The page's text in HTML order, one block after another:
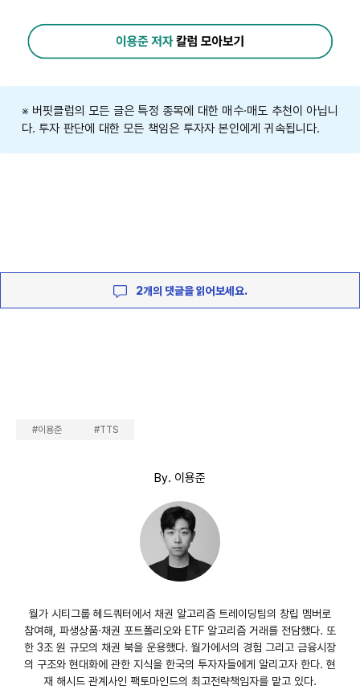
※ 버핏클럽의 모든 글은 특정 종목에 대한 매수·매도 추천이 아닙니
다. 투자 판단에 대한 모든 책임은 투자자 본인에게 귀속됩니다.
2개의 댓글을 읽어보세요.
#이용준 #TTS
By. 이용준
월가 시티그룹 헤드쿼터에서 채권 알고리즘 트레이딩팀의 창립 멤버로
참여해, 파생상품·채권 포트폴리오와 ETF 알고리즘 거래를 전담했다. 또
한 3조 원 규모의 채권 북을 운용했다. 월가에서의 경험 그리고 금융시장
의 구조와 현대화에 관한 지식을 한국의 투자자들에게 알리고자 한다. 현
재 해시드 관계사인 팩토마인드의 최고전략책임자를 맡고 있다.